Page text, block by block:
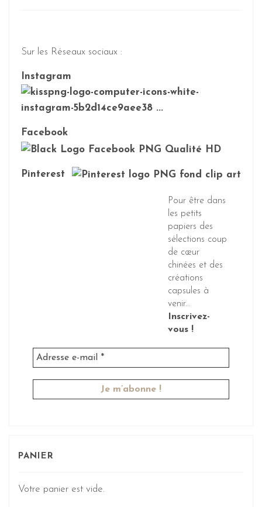
Sur les Réseaux sociaux :
Instagram
Facebook
Pinterest
Pour être dans
les petits
papiers des
sélections coup
de cœur
chinées et des
créations
capsules à
venir...
Inscrivez-
vous !
PANIER
Votre panier est vide.